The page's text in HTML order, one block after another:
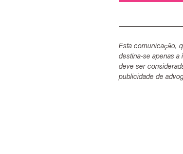
Esta comunicação,
destina-se apenas a
deve ser
publicidade de